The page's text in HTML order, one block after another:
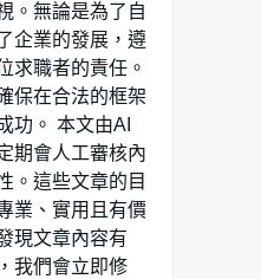
。無論是為了自
企業的發展，遵
求職者的責任。
保在合法的框架
功。 本文由AI
期會人工審核內
。這些文章的目
業、實用且有價
現文章內容有
我們會立即修